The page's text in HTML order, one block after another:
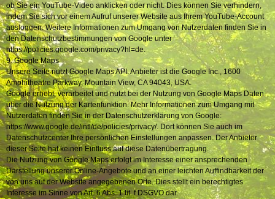
ob Sie ein YouTube-Video anklicken oder nicht. Dies können Sie verhindern,
indem Sie sich vor einem Aufruf unserer Website aus Ihrem YouTube-Account
ausloggen. Weitere Informationen zum Umgang von Nutzerdaten finden Sie in
den Datenschutzbestimmungen von Google unter
https://policies.google.com/privacy?hl=de.
9. Google Maps
Unsere Seite nutzt Google Maps API. Anbieter ist die Google Inc., 1600
Amphitheatre Parkway, Mountain View, CA 94043, USA.
Google erhebt, verarbeitet und nutzt bei der Nutzung von Google Maps Daten
über die Nutzung der Kartenfunktion. Mehr Informationen zum Umgang mit
Nutzerdaten finden Sie in der Datenschutzerklärung von Google:
https://www.google.de/intl/de/policies/privacy/. Dort können Sie auch im
Datenschutzcenter Ihre persönlichen Einstellungen anpassen. Der Anbieter
dieser Seite hat keinen Einfluss auf diese Datenübertragung.
Die Nutzung von Google Maps erfolgt im Interesse einer ansprechenden
Darstellung unserer Online-Angebote und an einer leichten Auffindbarkeit der
von uns auf der Website angegebenen Orte. Dies stellt ein berechtigtes
Interesse im Sinne von Art. 6 Abs. 1 lit. f DSGVO dar.